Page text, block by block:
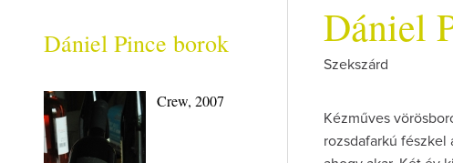
Dániel Pince borok
Crew, 2007
Dániel
Szekszárd
Kézműves
rozsdafarkú fészkel